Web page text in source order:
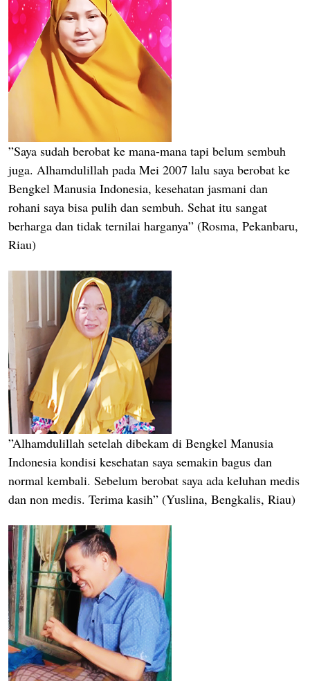
”Saya sudah berobat ke mana-mana tapi belum sembuh
juga. Alhamdulillah pada Mei 2007 lalu saya berobat ke
Bengkel Manusia Indonesia, kesehatan jasmani dan
rohani saya bisa pulih dan sembuh. Sehat itu sangat
berharga dan tidak ternilai harganya” (Rosma, Pekanbaru,
Riau)
”Alhamdulillah setelah dibekam di Bengkel Manusia
Indonesia kondisi kesehatan saya semakin bagus dan
normal kembali. Sebelum berobat saya ada keluhan medis
dan non medis. Terima kasih” (Yuslina, Bengkalis, Riau)